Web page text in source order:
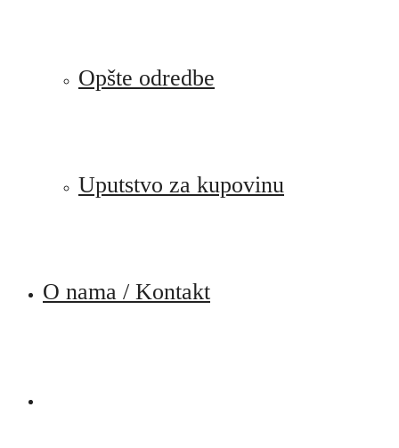
Opšte odredbe
Uputstvo za kupovinu
O nama / Kontakt